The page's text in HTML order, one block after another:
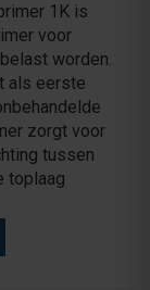
1K is
voor
worden.
als eerste
zorgt voor
tussen
toplaag